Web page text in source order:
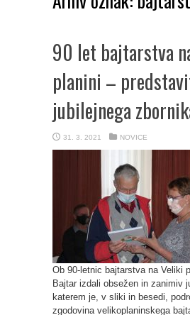
90 let bajtarstva
planini –
jubilejnega
31. 3. 2021 NOVICE
Ob 90-letnic bajtarstva na Veliki
Bajtar izdali obsežen in zanimiv
katerem je, v sliki in besedi,
zgodovina velikoplaninskega